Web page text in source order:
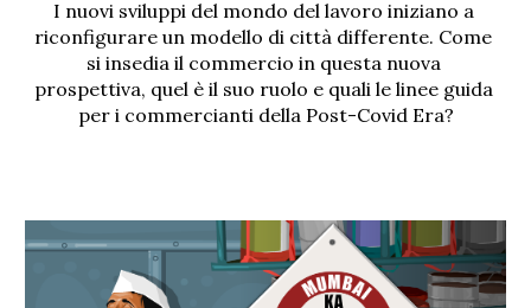
I nuovi sviluppi del mondo del lavoro iniziano a
riconfigurare un modello di città differente. Come
si insedia il commercio in questa nuova
prospettiva, quel è il suo ruolo e quali le linee guida
per i commercianti della Post-Covid Era?